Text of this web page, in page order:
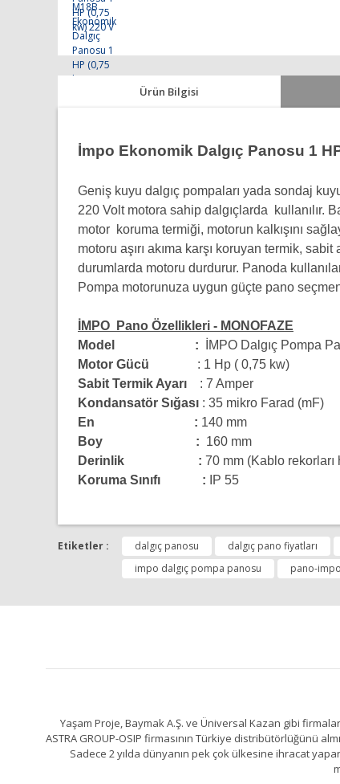
Ürün Bilgisi
İmpo Ekonomik Dalgıç Panosu 1
Geniş kuyu dalgıç pompaları yada sondaj
220 Volt motora sahip dalgıçlarda kullanılır.
motor koruma termiği, motorun kalkışını
motoru aşırı akıma karşı koruyan termik,
durumlarda motoru durdurur. Panoda
Pompa motorunuza uygun güçte pano
İMPO Pano Özellikleri - MONOFAZE
Model : İMPO Dalgıç Pompa
Motor Gücü : 1 Hp ( 0,75 kw)
Sabit Termik Ayarı : 7 Amper
Kondansatör Sığası : 35 mikro Farad (mF)
En : 140 mm
Boy : 160 mm
Derinlik : 70 mm (Kablo rekorları
Koruma Sınıfı :
IP 55
Bu ürünün fiyat bilgisi, resim, ürün
Görüş ve önerileriniz için teşekkür ederiz.
Ürün resmi kalitesiz, bozuk veya
Bu ürüne benzer farklı alternatifler olmalı.
Etiketler : dalgıç panosu dalgıç pano fiyatları
impo dalgıç pompa panosu
pano-
Yaşam Proje, Baymak A.Ş. ve Üniversal Kazan gibi
ASTRA GROUP-OSIP firmasının Türkiye distribütörlüğünü
Sadece 2 yılda dünyanın pek çok ülkesine ihracat